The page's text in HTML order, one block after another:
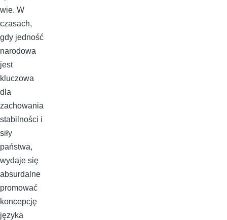
wie. W
czasach,
gdy jedność
narodowa
jest
kluczowa
dla
zachowania
stabilności i
siły
państwa,
wydaje się
absurdalne
promować
koncepcję
języka